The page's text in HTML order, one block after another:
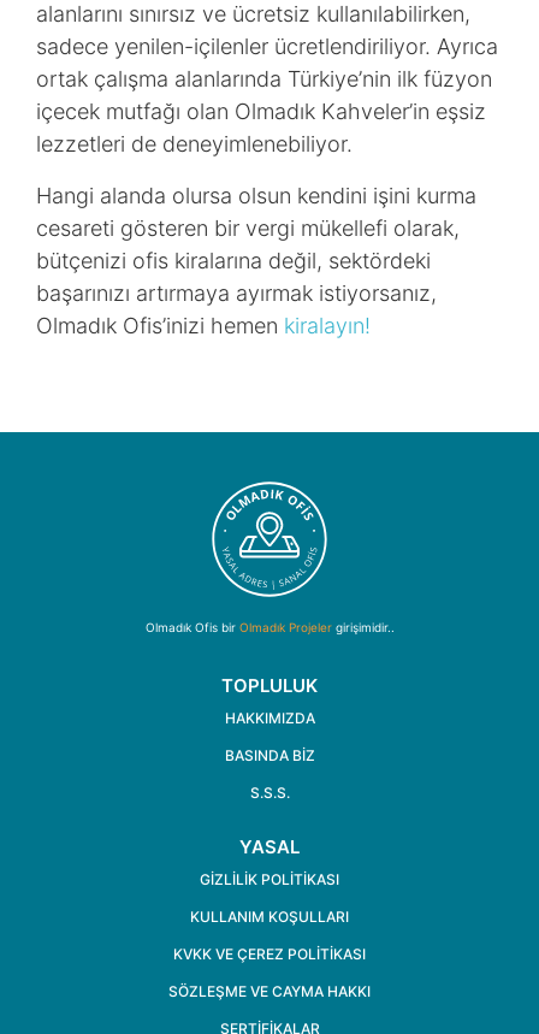
alanlarını sınırsız ve ücretsiz kullanılabilirken,
sadece yenilen-içilenler ücretlendiriliyor. Ayrıca
ortak çalışma alanlarında Türkiye’nin ilk füzyon
içecek mutfağı olan Olmadık Kahveler’in eşsiz
lezzetleri de deneyimlenebiliyor.
Hangi alanda olursa olsun kendini işini kurma
cesareti gösteren bir vergi mükellefi olarak,
bütçenizi ofis kiralarına değil, sektördeki
başarınızı artırmaya ayırmak istiyorsanız,
Olmadık Ofis’inizi hemen kiralayın!
Olmadık Ofis bir Olmadık Projelergirişimidir..
TOPLULUK
HAKKIMIZDA
BASINDA BIZ
S.S.S.
YASAL
GIZLILIK POLITIKASI
KULLANIM KOŞULLARI
KVKK VE ÇEREZ POLITIKASI
SÖZLEŞME VE CAYMA HAKKI
SERTİFİKALAR